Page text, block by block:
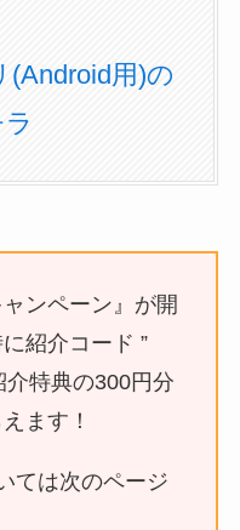
(Android用)の
ンペーン』が開
紹介コード ”
介特典の300円分
ます！
ては次のページ